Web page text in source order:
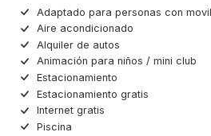
Adaptado para personas con
Aire acondicionado
Alquiler de autos
Animación para niños / mini club
Estacionamiento
Estacionamiento gratis
Internet gratis
Piscina